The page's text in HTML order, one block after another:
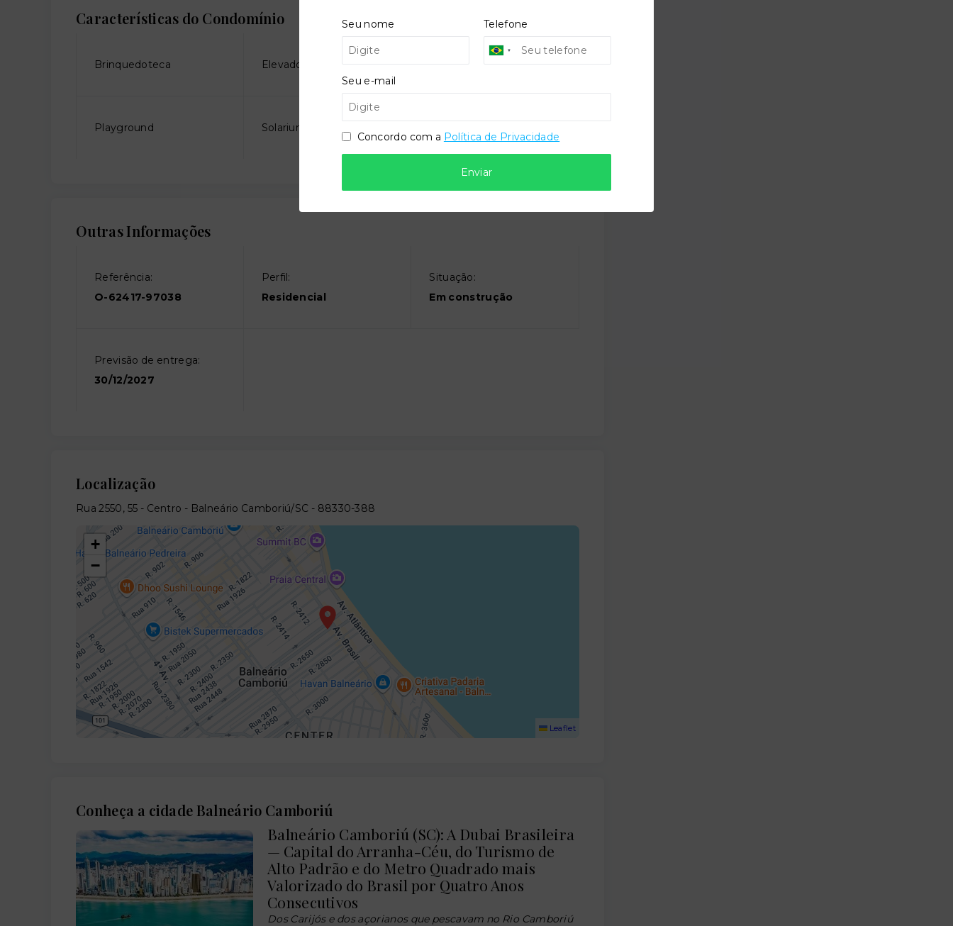
Características do Condomínio
Brinquedoteca Elevador social Piscina adulto
Playground Solarium
Outras Informações
Referência:
O-62417-97038
Perfil:
Residencial
Situação:
Em construção
Previsão de entrega:
30/12/2027
Localização
Rua 2550, 55 - Centro - Balneário Camboriú/SC - 88330-388
+
−
Leaflet
Conheça a cidade Balneário Camboriú
Balneário Camboriú (SC): A Dubai Brasileira
— Capital do Arranha-Céu, do Turismo de
Alto Padrão e do Metro Quadrado mais
Valorizado do Brasil por Quatro Anos
Consecutivos
Dos Carijós e dos açorianos que pescavam no Rio Camboriú
Seu nome Telefone
Seu e-mail
Concordo com a Política de Privacidade
Enviar